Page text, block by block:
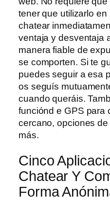
tener que utilizarlo
chatear
ventaja y desventaja
manera fiable de
se comporten. Si te
puedes seguir a esa
os seguís
cuando queráis.
funciónd e GPS para
cercano, opciones
más.
Cinco
Chatear Y
Forma